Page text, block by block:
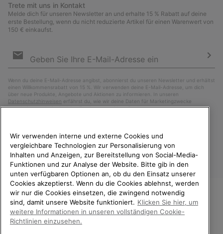
Trete mit uns in Kontakt
Melde dich für unseren Newsletter an und erhalte 15 % Rabatt auf deine
erste Bestellung, wenn du nicht reduzierte Artikel für einen Warenwert von
150 € einkaufst.
Anmeldung
Wenn du deine E-Mail-Adresse angibst, abonnierst du unseren Newsletter und erhältst
einen Willkommensrabatt von 15 %. Wir verwenden deine E-Mail-Adresse, um dich
über neue Produkte, Angebote und Aktionen zu informieren. In unseren
Datenschutzhinweisen erfährst du, wie wir deine Daten für Marketingzwecke
verarbeiten und wie du deine Zustimmung widerrufen kannst.
Deutschland
©2026SOREL. Alle Rechte vorbehalten.
WILLKOMMEN BEI SOREL.
BITTE WÄHLEN SIE IHR
LIEFERLAND.
Wir verwenden interne und externe Cookies und
vergleichbare Technologien zur Personalisierung von
Inhalten und Anzeigen, zur Bereitstellung von Social-Media-
Funktionen und zur Analyse der Website. Bitte gib in den
unten verfügbaren Optionen an, ob du den Einsatz unserer
Cookies akzeptierst. Wenn du die Cookies ablehnst, werden
wir nur die Cookies einsetzen, die zwingend notwendig
sind, damit unsere Website funktioniert. Klicken Sie hier, um
weitere Informationen in unseren vollständigen Cookie-
Richtlinien einzusehen.